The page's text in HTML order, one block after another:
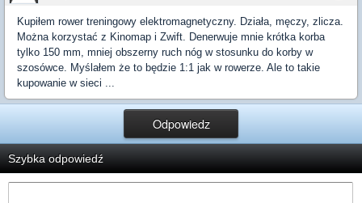
Kupiłem rower treningowy elektromagnetyczny. Działa, męczy, zlicza.
Można korzystać z Kinomap i Zwift. Denerwuje mnie krótka korba
tylko 150 mm, mniej obszerny ruch nóg w stosunku do korby w
szosówce. Myślałem że to będzie 1:1 jak w rowerze. Ale to takie
kupowanie w sieci ...
Odpowiedz
Szybka odpowiedź